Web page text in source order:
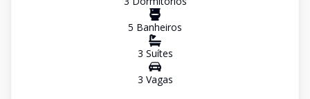
5 Banheiros
3 Suítes
3 Vagas